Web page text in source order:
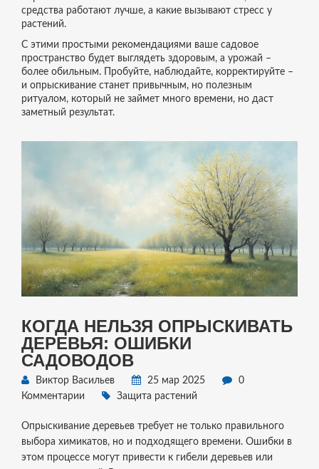
средства работают лучше, а какие вызывают стресс у
растений.
С этими простыми рекомендациями ваше садовое
пространство будет выглядеть здоровым, а урожай –
более обильным. Пробуйте, наблюдайте, корректируйте –
и опрыскивание станет привычным, но полезным
ритуалом, который не займет много времени, но даст
заметный результат.
КОГДА НЕЛЬЗЯ ОПРЫСКИВАТЬ
ДЕРЕВЬЯ: ОШИБКИ
САДОВОДОВ
Виктор Васильев 25 мар 2025
0
Комментарии
Защита растений
Опрыскивание деревьев требует не только правильного
выбора химикатов, но и подходящего времени. Ошибки в
этом процессе могут привести к гибели деревьев или